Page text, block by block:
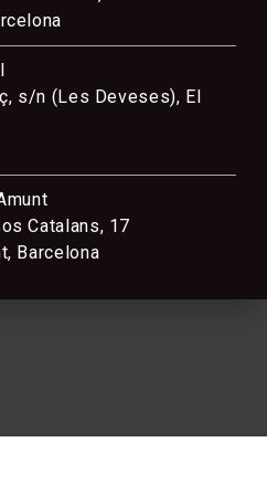
s/n (Les Deveses), El
Catalans, 17
Barcelona